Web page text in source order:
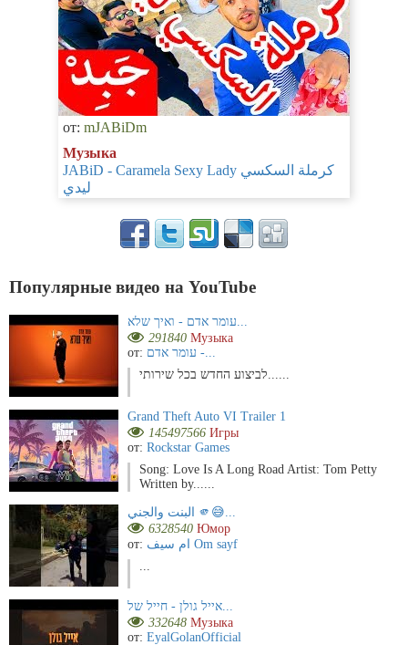
от: mJABiDm
Музыка
JABiD - Caramela Sexy Lady كرملة السكسي
ليدي
Популярные видео на YouTube
291840 Музыка
от:
עומר אדם -...
Grand Theft Auto VI Trailer 1
145497566 Игры
от: Rockstar Games
Song: Love Is A Long Road Artist: Tom Petty
Written by......
البنت والجني 🫵😅...
6328540 Юмор
от:
ام سيف Om sayf
332648 Музыка
от: EyalGolanOfficial